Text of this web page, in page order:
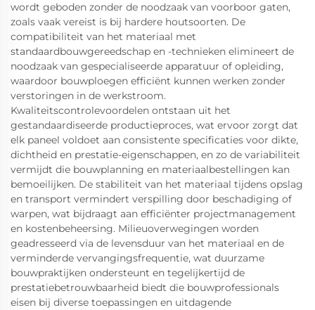
wordt geboden zonder de noodzaak van voorboor gaten,
zoals vaak vereist is bij hardere houtsoorten. De
compatibiliteit van het materiaal met
standaardbouwgereedschap en -technieken elimineert de
noodzaak van gespecialiseerde apparatuur of opleiding,
waardoor bouwploegen efficiënt kunnen werken zonder
verstoringen in de werkstroom.
Kwaliteitscontrolevoordelen ontstaan uit het
gestandaardiseerde productieproces, wat ervoor zorgt dat
elk paneel voldoet aan consistente specificaties voor dikte,
dichtheid en prestatie-eigenschappen, en zo de variabiliteit
vermijdt die bouwplanning en materiaalbestellingen kan
bemoeilijken. De stabiliteit van het materiaal tijdens opslag
en transport vermindert verspilling door beschadiging of
warpen, wat bijdraagt aan efficiënter projectmanagement
en kostenbeheersing. Milieuoverwegingen worden
geadresseerd via de levensduur van het materiaal en de
verminderde vervangingsfrequentie, wat duurzame
bouwpraktijken ondersteunt en tegelijkertijd de
prestatiebetrouwbaarheid biedt die bouwprofessionals
eisen bij diverse toepassingen en uitdagende